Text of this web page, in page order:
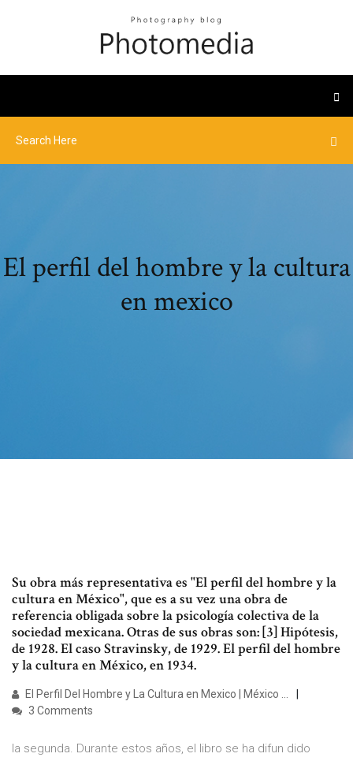
El perfil del hombre y la cultura
en mexico
Su obra más representativa es "El perfil del hombre y la
cultura en México", que es a su vez una obra de
referencia obligada sobre la psicología colectiva de la
sociedad mexicana. Otras de sus obras son: [3] Hipótesis,
de 1928. El caso Stravinsky, de 1929. El perfil del hombre
y la cultura en México, en 1934.
El Perfil Del Hombre y La Cultura en Mexico | México ...
3 Comments
la segunda. Durante estos años, el libro se ha difun dido